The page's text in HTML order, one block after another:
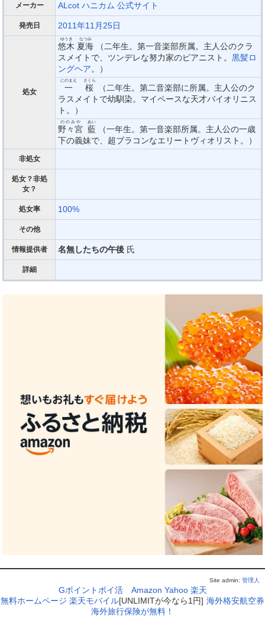
メーカー ALcot ハニカム 公式サイト
発売日 2011年11月25日
処女
悠木
ゆうき
夏海
なつみ
（二年生。第一音楽部所属。主人公のクラ
スメイトで、ツンデレな努力家のピアニスト。 黒髪ロ
ングヘア。）
一
にのまえ
桜
さくら
（二年生。第二音楽部に所属。主人公のク
ラスメイトで幼馴染。マイペースな天才バイオリニス
ト。）
野々宮
ののみや
藍
あい
（一年生。第一音楽部所属。主人公の一歳
下の義妹で、超ブラコンなエリートヴィオリスト。）
非処女
処女？非処
女？
処女率 100%
その他
情報提供者 名無したちの午後 氏
詳細
Site admin:管理人
Gポイントポイ活 Amazon Yahoo 楽天
無料ホームページ 楽天モバイル[UNLIMITが今なら1円] 海外格安航空券
海外旅行保険が無料！